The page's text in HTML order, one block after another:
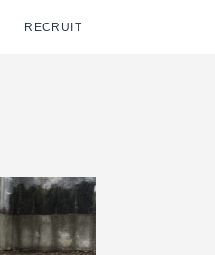
RECRUIT